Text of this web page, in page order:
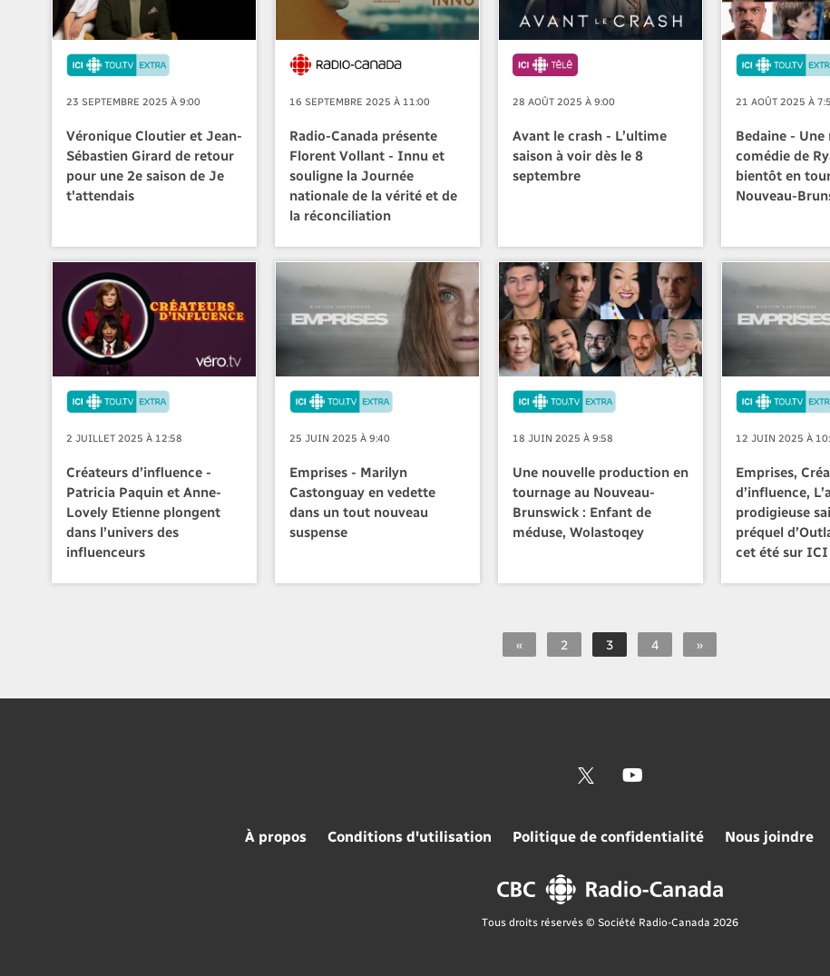
23 SEPTEMBRE 2025 À 9:00
Véronique Cloutier et Jean-
Sébastien Girard de retour
pour une 2e saison de Je
t'attendais
16 SEPTEMBRE 2025 À 11:00
Radio-Canada présente
Florent Vollant - Innu et
souligne la Journée
nationale de la vérité et de
la réconciliation
28 AOÛT 2025 À 9:00
Avant le crash - L’ultime
saison à voir dès le 8
septembre
21 AOÛT 2025 À
Bedaine - Une
comédie de
bientôt en
Nouveau-
2 JUILLET 2025 À 12:58
Créateurs d’influence -
Patricia Paquin et Anne-
Lovely Etienne plongent
dans l’univers des
influenceurs
25 JUIN 2025 À 9:40
Emprises - Marilyn
Castonguay en vedette
dans un tout nouveau
suspense
18 JUIN 2025 À 9:58
Une nouvelle production en
tournage au Nouveau-
Brunswick : Enfant de
méduse, Wolastoqey
12 JUIN 2025 À
Emprises,
d’influence,
prodigieuse
préquel
cet été sur ICI
« 2 3 4 »
À propos Conditions d'utilisation Politique de confidentialité Nous joindre
Tous droits réservés © Société Radio-Canada 2026